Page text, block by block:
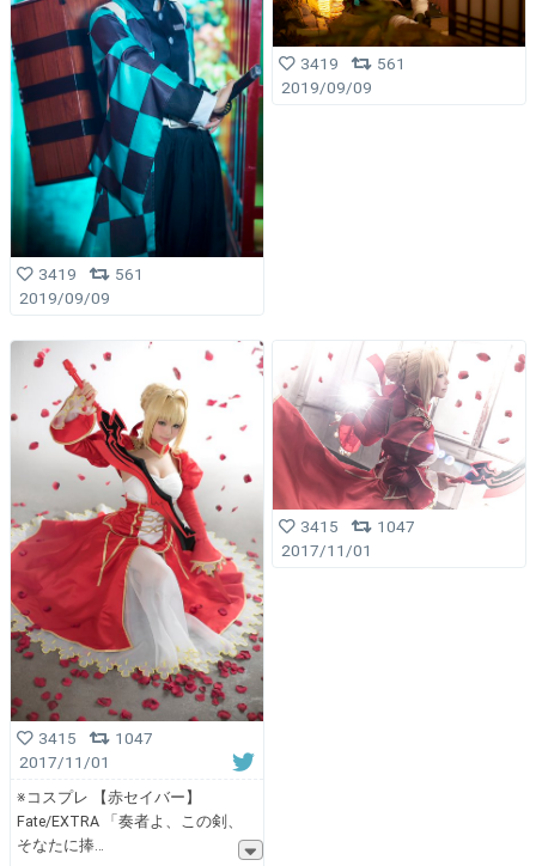
3419
561
2019/09/09
3419
561
2019/09/09
3415
1047
2017/11/01
※コスプレ 【赤セイバー】
Fate/EXTRA 「奏者よ、この剣、
そなたに捧
3415
1047
2017/11/01